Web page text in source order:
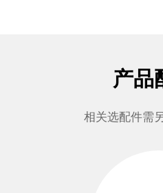
产品
相关选配件需